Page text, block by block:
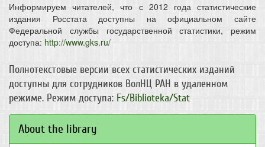
Информируем читателей, что с 2012 года статистические
издания Росстата доступны на официальном сайте
Федеральной службы государственной статистики, режим
доступа: http://www.gks.ru/
Полнотекстовые версии всех статистических изданий
доступны для сотрудников ВолНЦ РАН в удаленном
режиме. Режим доступа: Fs/Biblioteka/Stat
About the library